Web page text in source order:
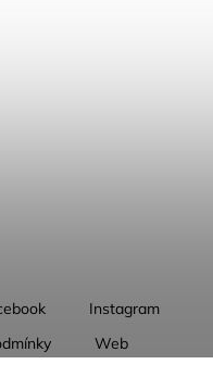
Instagram
Web